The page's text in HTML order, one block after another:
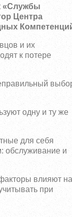
«Службы
Центра
и их
к потере
одну и ту же
для себя
обслуживание и
влияют на
при